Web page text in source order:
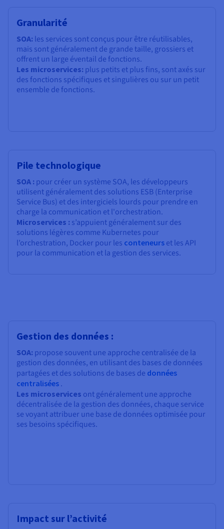
Granularité
SOA: les services sont conçus pour être réutilisables,
mais sont généralement de grande taille, grossiers et
offrent un large éventail de fonctions.
Les microservices: plus petits et plus fins, sont axés sur
des fonctions spécifiques et singulières ou sur un petit
ensemble de fonctions.
Pile technologique
SOA : pour créer un système SOA, les développeurs
utilisent généralement des solutions ESB (Enterprise
Service Bus) et des intergiciels lourds pour prendre en
charge la communication et l'orchestration.
Microservices : s’appuient généralement sur des
solutions légères comme Kubernetes pour
l’orchestration, Docker pour les conteneurs et les API
pour la communication et la gestion des services.
Gestion des données :
SOA: propose souvent une approche centralisée de la
gestion des données, en utilisant des bases de données
partagées et des solutions de bases de données
centralisées .
Les microservices ont généralement une approche
décentralisée de la gestion des données, chaque service
se voyant attribuer une base de données optimisée pour
ses besoins spécifiques.
Impact sur l’activité